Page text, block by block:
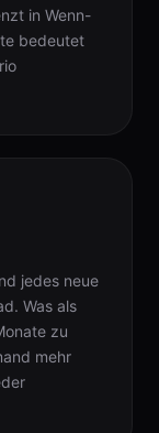
in Wenn-
bedeutet
jedes neue
Was als
zu
mehr